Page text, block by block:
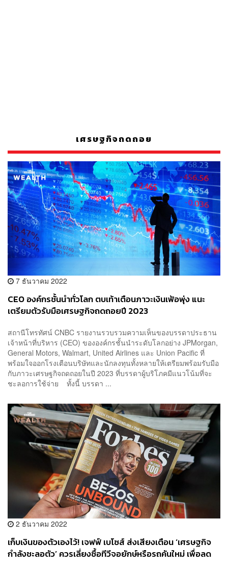
เศรษฐกิจถดถอย
7 ธันวาคม 2022
CEO องค์กรชั้นนำทั่วโลก ตบเท้าเตือนภาวะเงินเฟ้อพุ่ง แนะ
เตรียมตัวรับมือเศรษฐกิจถดถอยปี 2023
สถานีโทรทัศน์ CNBC รายงานรวบรวมความเห็นของบรรดาประธาน
เจ้าหน้าที่บริหาร (CEO) ขององค์กรชั้นนำระดับโลกอย่าง JPMorgan,
General Motors, Walmart, United Airlines และ Union Pacific ที่
พร้อมใจออกโรงเตือนบริษัทและนักลงทุนทั้งหลายให้เตรียมพร้อมรับมือ
กับภาวะเศรษฐกิจถดถอยในปี 2023 ที่บรรดาผู้บริโภคมีแนวโน้มที่จะ
ชะลอการใช้จ่าย ทั้งนี้ บรรดา ...
2 ธันวาคม 2022
เก็บเงินของตัวเองไว้! เจฟฟ์ เบโซส์ ส่งเสียงเตือน ‘เศรษฐกิจ
กำลังชะลอตัว’ ควรเลี่ยงซื้อทีวีจอยักษ์หรือรถคันใหม่ เพื่อลด